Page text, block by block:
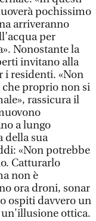
pochissimo
arriveranno
per
Nonostante la
invitano alla
i residenti. «Non
che proprio non si
rassicura il
a lungo
della sua
«Non potrebbe
Catturarlo
non è
ora droni, sonar
ospiti davvero un
un'illusione ottica.